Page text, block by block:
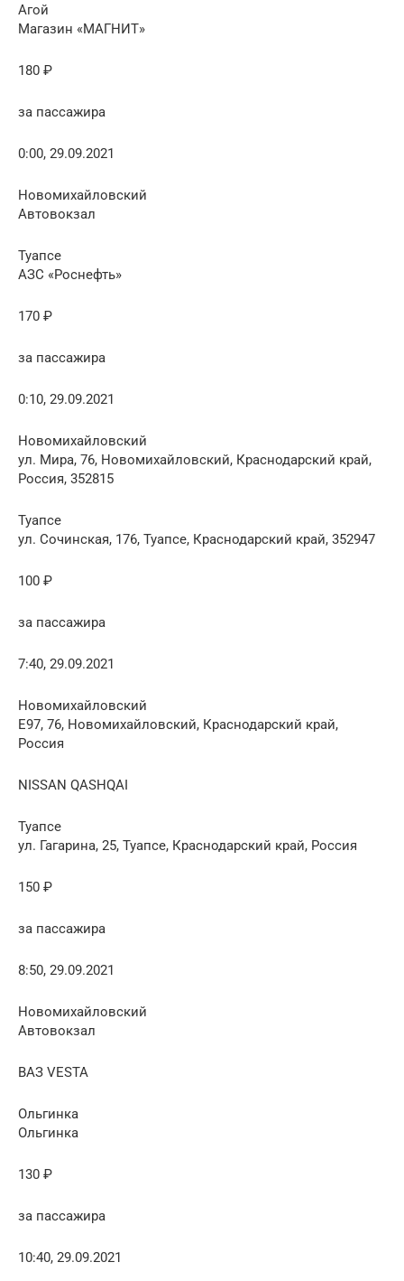
Агой
Магазин «МАГНИТ»
180 ₽
за пассажира
0:00, 29.09.2021
Новомихайловский
Автовокзал
Туапсе
АЗС «Роснефть»
170 ₽
за пассажира
0:10, 29.09.2021
Новомихайловский
ул. Мира, 76, Новомихайловский, Краснодарский край,
Россия, 352815
Туапсе
ул. Сочинская, 176, Туапсе, Краснодарский край, 352947
100 ₽
за пассажира
7:40, 29.09.2021
Новомихайловский
E97, 76, Новомихайловский, Краснодарский край,
Россия
NISSAN QASHQAI
Туапсе
ул. Гагарина, 25, Туапсе, Краснодарский край, Россия
150 ₽
за пассажира
8:50, 29.09.2021
Новомихайловский
Автовокзал
ВАЗ VESTA
Ольгинка
Ольгинка
130 ₽
за пассажира
10:40, 29.09.2021